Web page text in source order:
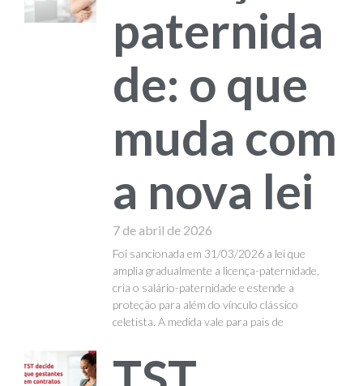
paternida
de: o que
muda com
a nova lei
7 de abril de 2026
Foi sancionada em 31/03/2026 a lei que
amplia gradualmente a licença-paternidade,
cria o salário-paternidade e estende a
proteção para além do vínculo clássico
celetista. A medida vale para pais de